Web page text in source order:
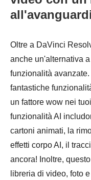
Oltre a DaVinci
anche un'alternativa
funzionalità
fantastiche
un fattore wow nei
funzionalità AI
cartoni animati, la
effetti corpo AI, il
ancora! Inoltre,
libreria di video, foto